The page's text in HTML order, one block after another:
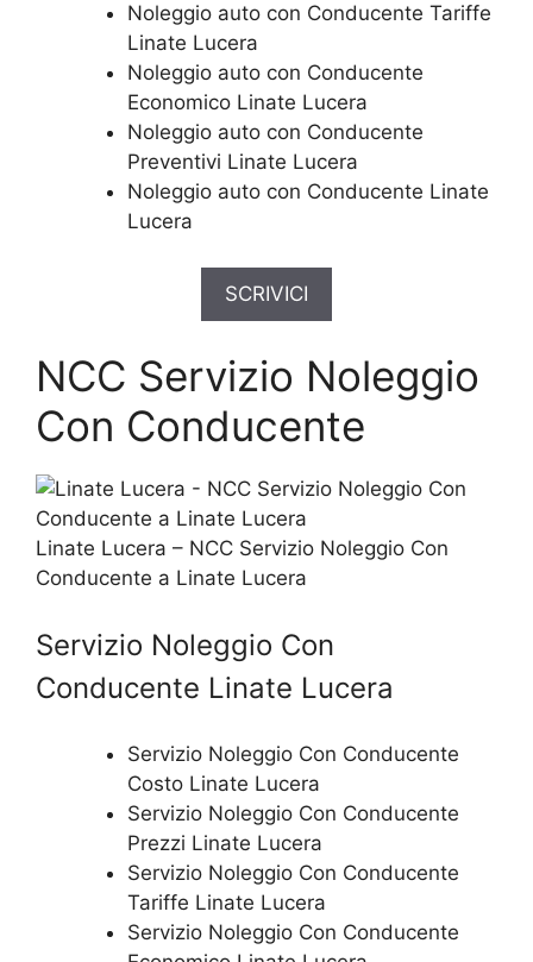
Noleggio auto con Conducente Tariffe
Linate Lucera
Noleggio auto con Conducente
Economico Linate Lucera
Noleggio auto con Conducente
Preventivi Linate Lucera
Noleggio auto con Conducente Linate
Lucera
SCRIVICI
NCC Servizio Noleggio
Con Conducente
Linate Lucera – NCC Servizio Noleggio Con
Conducente a Linate Lucera
Servizio Noleggio Con
Conducente Linate Lucera
Servizio Noleggio Con Conducente
Costo Linate Lucera
Servizio Noleggio Con Conducente
Prezzi Linate Lucera
Servizio Noleggio Con Conducente
Tariffe Linate Lucera
Servizio Noleggio Con Conducente